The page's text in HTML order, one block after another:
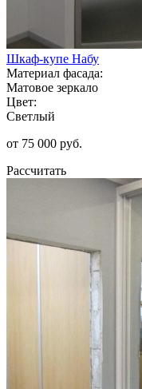
Шкаф-купе Набу
Материал фасада:
Матовое зеркало
Цвет:
Светлый
от 75 000 руб.
Рассчитать